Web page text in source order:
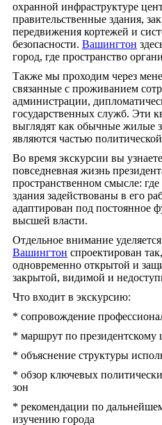
охранной инфраструктуре
правительственные здания,
передвижения кортежей и
безопасности. Вашингтон
город, где пространство
Также мы проходим через
связанные с проживанием
администрации,
государственных служб. Эти
выглядят как обычные жилые
являются частью
Во время экскурсии вы
повседневная жизнь
пространственном смысле:
здания задействованы в его
адаптирован под постоянное
высшей власти.
Отдельное внимание
Вашингтон спроектирован
одновременно открытой и
закрытой, видимой и
Что входит в экскурсию:
* сопровождение
* маршрут по президентскому
* объяснение структуры
* обзор ключевых
зон
* рекомендации по
изучению города